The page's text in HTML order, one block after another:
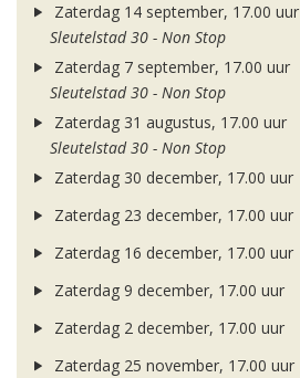
Zaterdag 14 september, 17.00 uur
Sleutelstad 30 - Non Stop
Zaterdag 7 september, 17.00 uur
Sleutelstad 30 - Non Stop
Zaterdag 31 augustus, 17.00 uur
Sleutelstad 30 - Non Stop
Zaterdag 30 december, 17.00 uur
Zaterdag 23 december, 17.00 uur
Zaterdag 16 december, 17.00 uur
Zaterdag 9 december, 17.00 uur
Zaterdag 2 december, 17.00 uur
Zaterdag 25 november, 17.00 uur